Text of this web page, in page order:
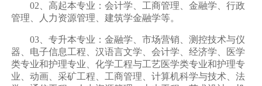
02、高起本专业：会计学、工商管理、金融学、行政
管理、人力资源管理、建筑学金融学等。
03、专升本专业：金融学、市场营销、测控技术与仪
器、电子信息工程、汉语言文学、会计学、经济学、医学
类专业和护理专业、化学工程与工艺医学类专业和护理专
业、动画、采矿工程、工商管理、计算机科学与技术、法